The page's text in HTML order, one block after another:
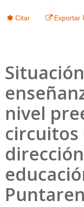
Citar Exportar
nivel
circuitos